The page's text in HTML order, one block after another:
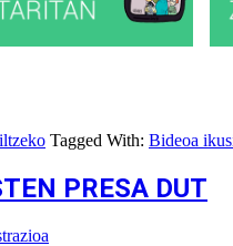
Tagged With: Bideoa
PRESA DUT